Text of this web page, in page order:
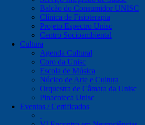
Balcão do Consumidor UNISC
Clínica de Fisioterapia
Projeto Espectro Unisc
Centro Socioambiental
Cultura
Agenda Cultural
Coro da Unisc
Escola de Música
Núcleo de Arte e Cultura
Orquestra de Câmara da Unisc
Pinacoteca Unisc
Eventos / Certificados